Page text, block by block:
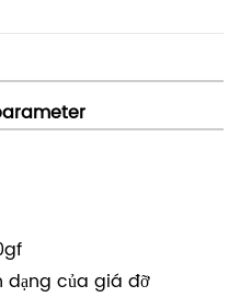
của giá đỡ